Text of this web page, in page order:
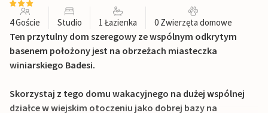
4 Goście Studio 1 Łazienka 0 Zwierzęta domowe
Ten przytulny dom szeregowy ze wspólnym odkrytym
basenem położony jest na obrzeżach miasteczka
winiarskiego Badesi.
Skorzystaj z tego domu wakacyjnego na dużej wspólnej
działce w wiejskim otoczeniu jako dobrej bazy na